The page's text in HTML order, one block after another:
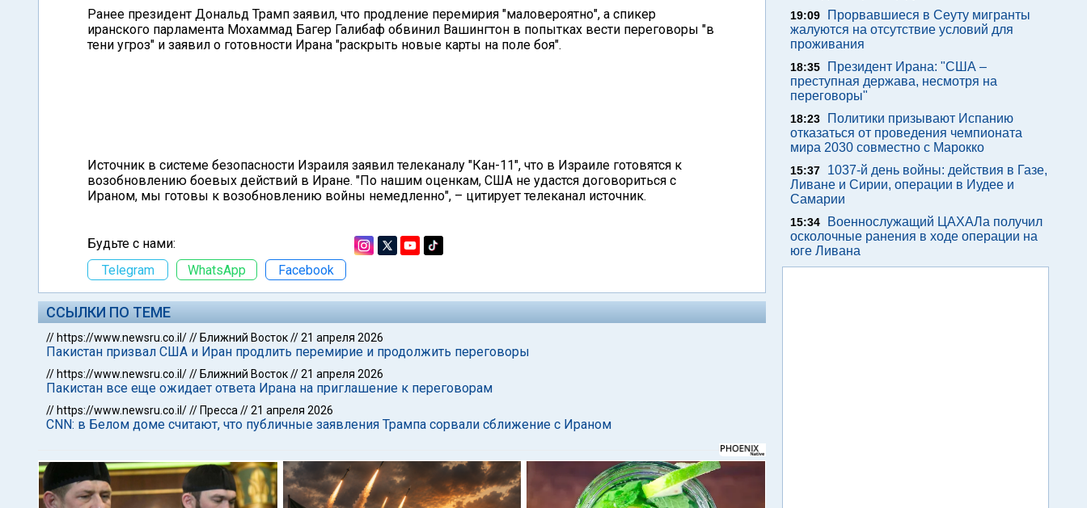
Ранее президент Дональд Трамп заявил, что продление перемирия "маловероятно", а спикер
иранского парламента Мохаммад Багер Галибаф обвинил Вашингтон в попытках вести переговоры "в
тени угроз" и заявил о готовности Ирана "раскрыть новые карты на поле боя".
Источник в системе безопасности Израиля заявил телеканалу "Кан-11", что в Израиле готовятся к
возобновлению боевых действий в Иране. "По нашим оценкам, США не удастся договориться с
Ираном, мы готовы к возобновлению войны немедленно", – цитирует телеканал источник.
Будьте с нами:
Telegram
WhatsApp Facebook
ССЫЛКИ ПО ТЕМЕ
// https://www.newsru.co.il/// Ближний Восток//21 апреля 2026
Пакистан призвал США и Иран продлить перемирие и продолжить переговоры
// https://www.newsru.co.il/// Ближний Восток//21 апреля 2026
Пакистан все еще ожидает ответа Ирана на приглашение к переговорам
// https://www.newsru.co.il/// Пресса //21 апреля 2026
CNN: в Белом доме считают, что публичные заявления Трампа сорвали сближение с Ираном
19:09
Прорвавшиеся в Сеуту мигранты
жалуются на отсутствие условий для
проживания
18:35
Президент Ирана: "США –
преступная держава, несмотря на
переговоры"
18:23
Политики призывают Испанию
отказаться от проведения чемпионата
мира 2030 совместно с Марокко
15:37
1037-й день войны: действия в Газе,
Ливане и Сирии, операции в Иудее и
Самарии
15:34
Военнослужащий ЦАХАЛа получил
осколочные ранения в ходе операции на
юге Ливана